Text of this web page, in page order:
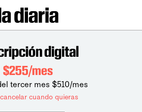
digital
$255/mes
tercer mes $510/mes
cuando quieras